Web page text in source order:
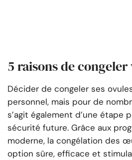
5 raisons de
Décider de congeler ses
personnel, mais pour de
s’agit également d’une étape
sécurité future. Grâce aux
moderne, la congélation des
option sûre, efficace et